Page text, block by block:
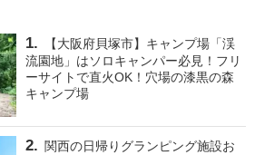
【大阪府貝塚市】キャンプ場「渓
流園地」はソロキャンパー必見！フリ
ーサイトで直火OK！穴場の漆黒の森
キャンプ場
関西の日帰りグランピング施設お